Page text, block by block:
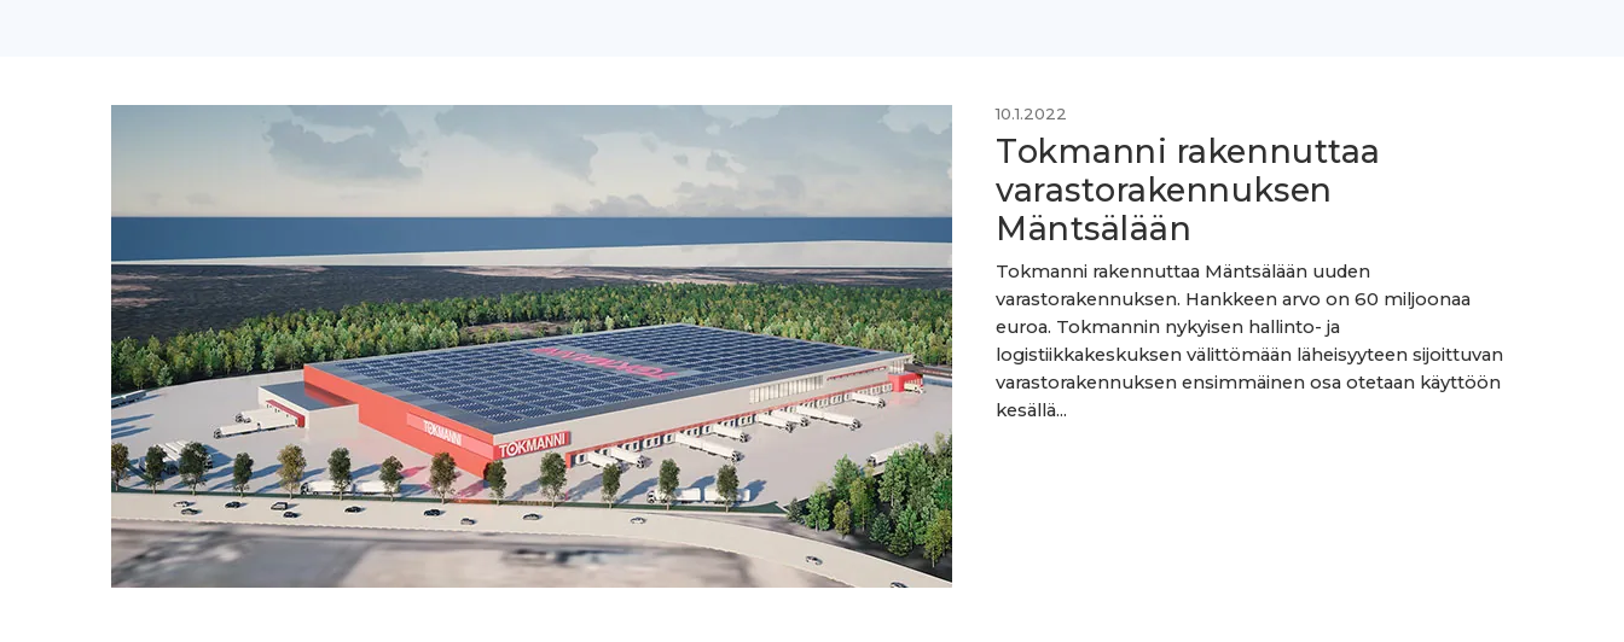
10.1.2022
Tokmanni rakennuttaa
varastorakennuksen
Mäntsälään
Tokmanni rakennuttaa Mäntsälään uuden
varastorakennuksen. Hankkeen arvo on 60 miljoonaa
euroa. Tokmannin nykyisen hallinto- ja
logistiikkakeskuksen välittömään läheisyyteen sijoittuvan
varastorakennuksen ensimmäinen osa otetaan käyttöön
kesällä...